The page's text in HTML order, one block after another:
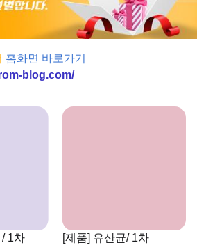
홈화면 바로가기
blog.com/
/ 1차 [제품] 유산균/ 1차